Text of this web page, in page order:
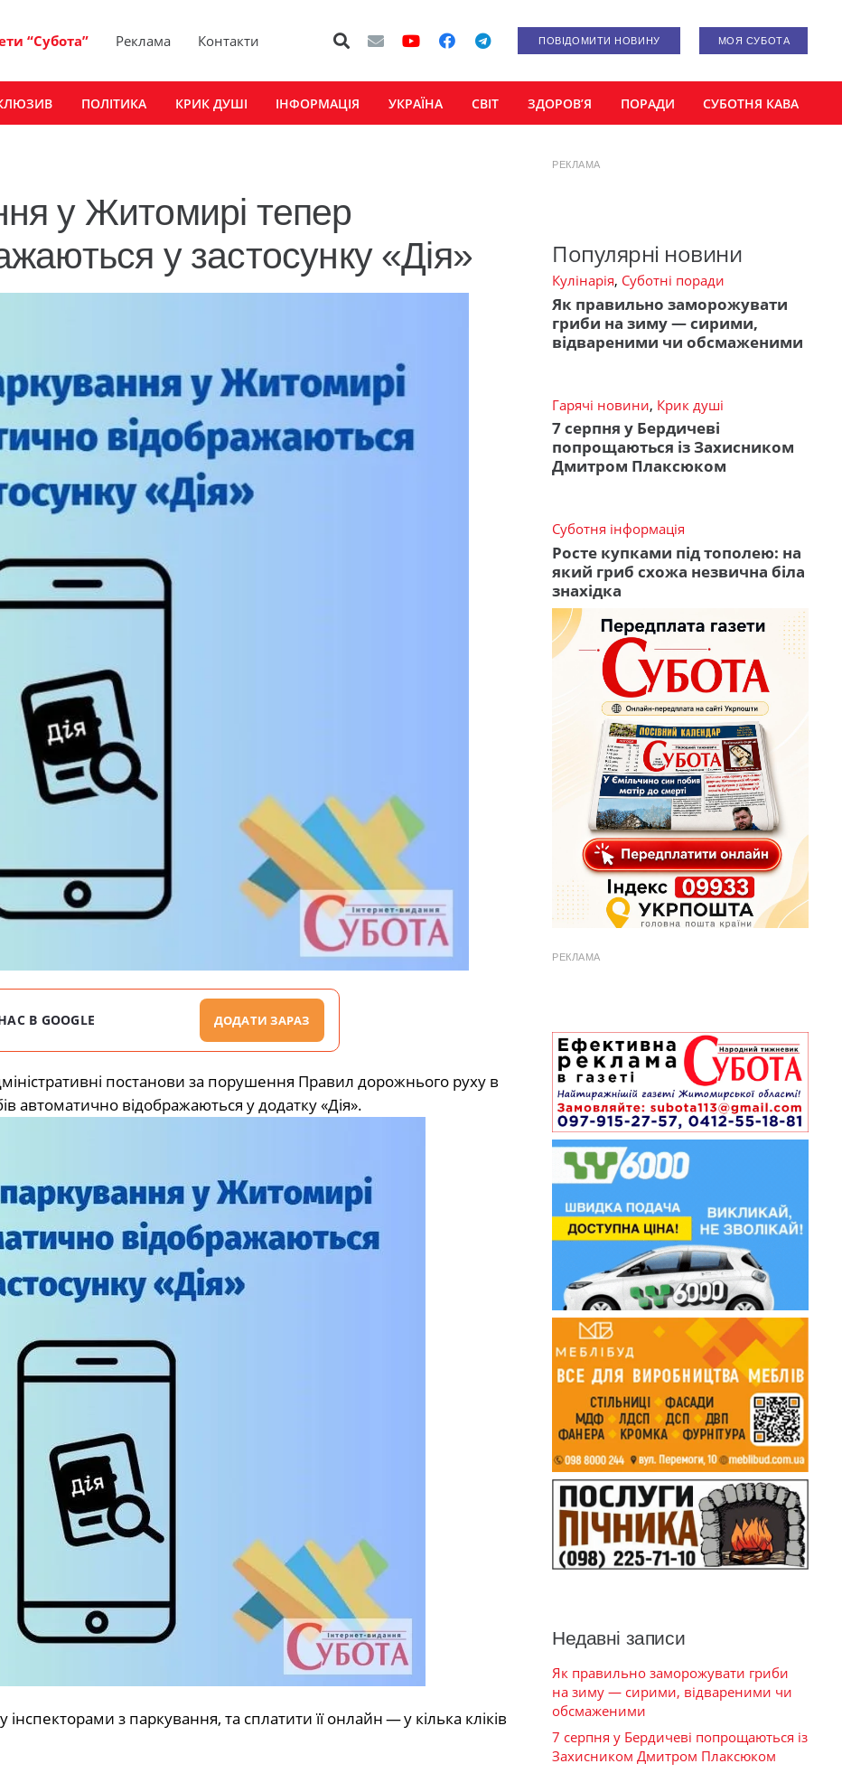
“Субота” Реклама Контакти ПОВІДОМИТИ НОВИНУ МОЯ СУБОТА
ПОЛІТИКА КРИК ДУШІ ІНФОРМАЦІЯ УКРАЇНА СВІТ ЗДОРОВ’Я ПОРАДИ СУБОТНЯ КАВА
у Житомирі тепер
у застосунку «Дія»
В GOOGLE ДОДАТИ ЗАРАЗ
постанови за порушення Правил дорожнього руху в
автоматично відображаються у додатку «Дія».
з паркування, та сплатити її онлайн — у кілька кліків
РЕКЛАМА
Популярні новини
Кулінарія, Суботні поради
Як правильно заморожувати
гриби на зиму — сирими,
відвареними чи обсмаженими
Гарячі новини, Крик душі
7 серпня у Бердичеві
попрощаються із Захисником
Дмитром Плаксюком
Суботня інформація
Росте купками під тополею: на
який гриб схожа незвична біла
знахідка
РЕКЛАМА
Недавні записи
Як правильно заморожувати гриби
на зиму — сирими, відвареними чи
обсмаженими
7 серпня у Бердичеві попрощаються із
Захисником Дмитром Плаксюком